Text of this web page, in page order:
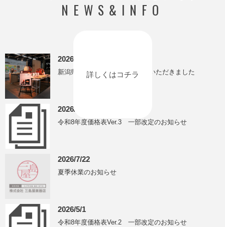
詳しくはコチラ
NEWS&INFO
2026/8/4
新潟県立自然科学館にてご紹介いただきました
2026/7/24
令和8年度価格表Ver.3 一部改定のお知らせ
2026/7/22
夏季休業のお知らせ
2026/5/1
令和8年度価格表Ver.2 一部改定のお知らせ